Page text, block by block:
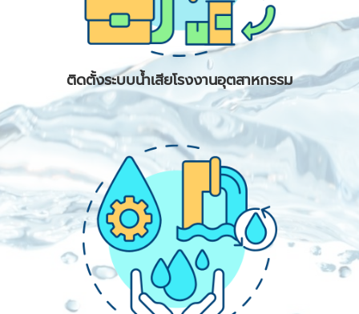
ติดตั้งระบบน้ำเสียโรงงานอุตสาหกรรม